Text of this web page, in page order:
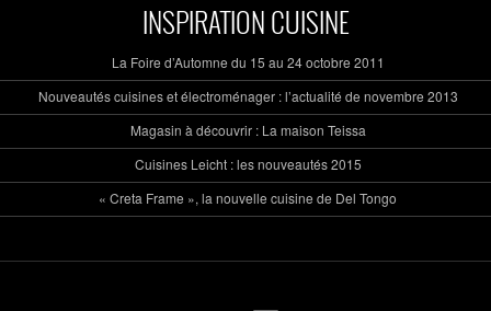
INSPIRATION CUISINE
La Foire d’Automne du 15 au 24 octobre 2011
Nouveautés cuisines et électroménager : l’actualité de novembre 2013
Magasin à découvrir : La maison Teissa
Cuisines Leicht : les nouveautés 2015
« Creta Frame », la nouvelle cuisine de Del Tongo